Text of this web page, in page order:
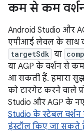
कम से कम
Android Studio और
एपीआई लेवल के साथ
targetSdk या
या AGP के वर्शन से
आ सकती हैं. हमारा
को टारगेट करने वाले
Studio और AGP के नए
Studio के स्टेबल वर्शन
इंस्टॉल किए जा सकते